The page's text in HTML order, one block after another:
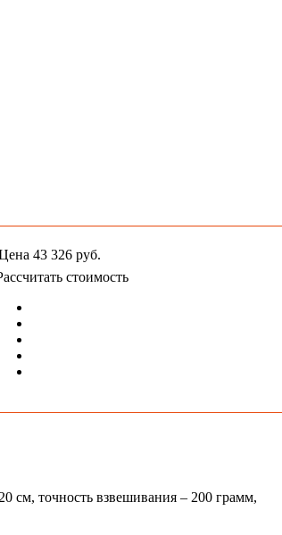
43 326 руб.
стоимость
см, точность взвешивания – 200 грамм,